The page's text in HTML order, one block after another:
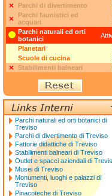
Parchi di divertimento
Parchi faunistici ed
acquari
Parchi naturali ed orti
botanici
Planetari
Scuole di cucina
Stabilimenti balneari
Parchi naturali ed orti botanici di
Treviso
Parchi di divertimento di Treviso
Fattorie didattiche di Treviso
Stabilimenti balneari di Treviso
Outlet e spacci aziendali di
Musei di Treviso
Monumenti, luoghi e palazzi di
Treviso
Pinacoteche di Treviso